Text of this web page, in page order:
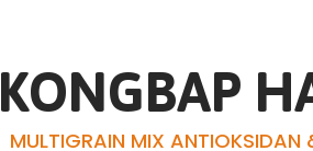
KONGBAP
MULTIGRAIN MIX